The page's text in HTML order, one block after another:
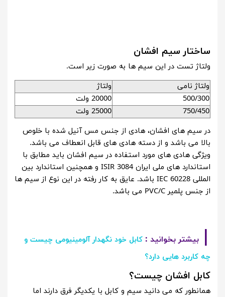
ساختار سیم افشان
ولتاژ تست در این سیم ها به صورت زیر است.
ولتاژ نامی
ولتاژ
500/300
20000 ولت
750/450
25000 ولت
در سیم های افشان، هادی از جنس مس آنیل شده با خلوص
بالا می باشد و از دسته هادی های قابل انعطاف می باشد.
ویژگی هادی های مورد استفاده در سیم افشان باید مطابق با
استاندارد های ملی ایران ISIR 3084 و همچنین استاندارد بین
المللی IEC 60228 باشد. عایق به کار رفته در این نوع از سیم ها
از جنس پلمیر PVC/C می باشد.
بیشتر بخوانید : کابل خود نگهدار آلومینیومی چیست و
چه کاربرد هایی دارد؟
کابل افشان چیست؟
همانطور که می دانید سیم و کابل با یکدیگر فرق دارند اما